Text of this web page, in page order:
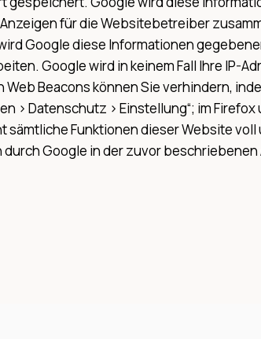
für die Websitebetreiber
Google diese Informationen
Google wird in keinem Fall Ihre IP-
Beacons können Sie verhindern,
Datenschutz > Einstellung“; im
Funktionen dieser Website
Google in der zuvor